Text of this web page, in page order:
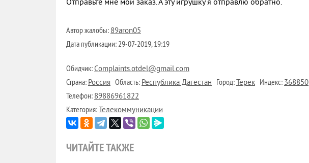
Отправьте мне мой заказ. А эту игрушку я отправлю обратно.
Автор жалобы:89aron05
Дата публикации: 29-07-2019, 19:19
Обидчик:Complaints.otdel@gmail.com
Страна:Россия Область:Республика Дагестан Город:Терек Индекс:368850
Телефон:89886961822
Категория:Телекоммуникации
ЧИТАЙТЕ ТАКЖЕ